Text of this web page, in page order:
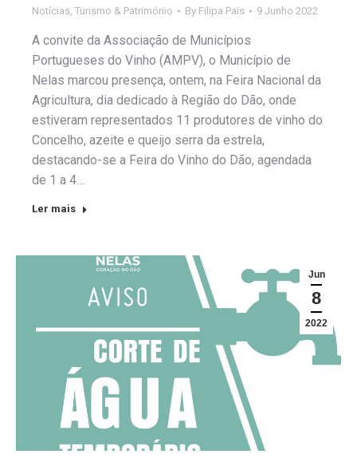
Notícias Turismo & Património By Filipa Pais 9 Junho 2022
A convite da Associação de Municípios
Portugueses do Vinho (AMPV), o Município de
Nelas marcou presença, ontem, na Feira Nacional da
Agricultura, dia dedicado à Região do Dão, onde
estiveram representados 11 produtores de vinho do
Concelho, azeite e queijo serra da estrela,
destacando-se a Feira do Vinho do Dão, agendada
de 1 a 4…
Ler mais
Jun
8
2022